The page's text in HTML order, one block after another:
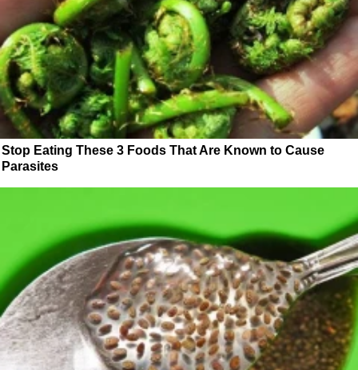
Stop Eating These 3 Foods That Are Known to Cause
Parasites